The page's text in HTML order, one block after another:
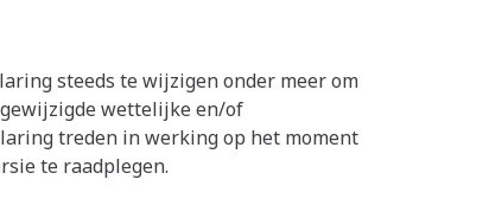
steeds te wijzigen onder meer om
wettelijke en/of
treden in werking op het moment
te raadplegen.